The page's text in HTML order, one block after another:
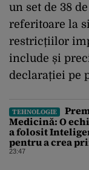
un set de 38
referitoare la
restricțiilor
include și
declarației pe
TEHNOLOGIE
Medicină: O
a folosit
pentru a crea
sintetice la
23:47